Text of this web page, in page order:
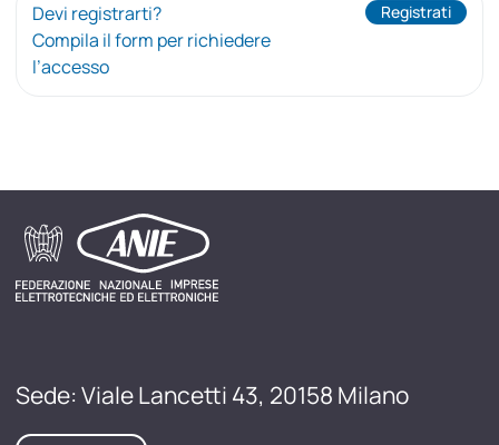
Devi registrarti?
Compila il form per richiedere
l’accesso
Registrati
Sede: Viale Lancetti 43, 20158 Milano